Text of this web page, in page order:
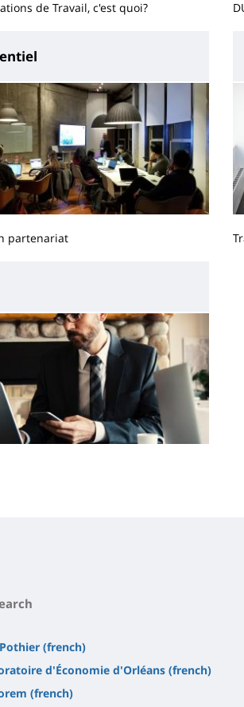
de Travail, c'est quoi?
partenariat
Pothier (french)
d'Économie d'Orléans (french)
(french)